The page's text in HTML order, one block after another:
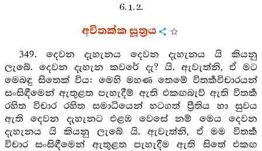
6. 1. 2.
අවිතක්ක සූත්‍රය
349. දෙවන දැහැනය දෙවන දැහැනය යි කියනු
ලැබේ. දෙවන දැහැන කවරේ දැ? යි. ඇවැත්නි, ඒ මට
මෙබඳු සිතෙක් විය: මෙහි මහණ තෙමේ විතර්‍කවිචාරයන්
සංසිඳීමෙන් ඇතුළත පැහැදීම් ඇති එකඟබැව් ඇති විතර්‍ක
රහිත විචාර රහිත සමාධියෙන් හටගත් ප්‍රීතිය හා සුවය
ඇති දෙවන දැහැනට එළඹ වෙසේ නම් මෙය දෙවන
දැහැනය යි කියනු ලැබේ යි. ඇවැත්නි, ඒ මම විතර්‍ක
විචාර සංසිඳීමෙන් ඇතුළත පැහැදීම ඇති සිතේ එකඟ